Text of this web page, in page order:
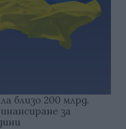
близо 200 млрд.
за